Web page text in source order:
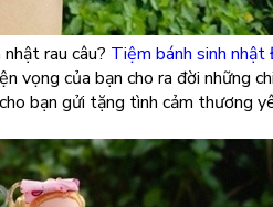
rau câu? Tiệm bánh sinh
vọng của bạn cho ra đời những
bạn gửi tặng tình cảm thương